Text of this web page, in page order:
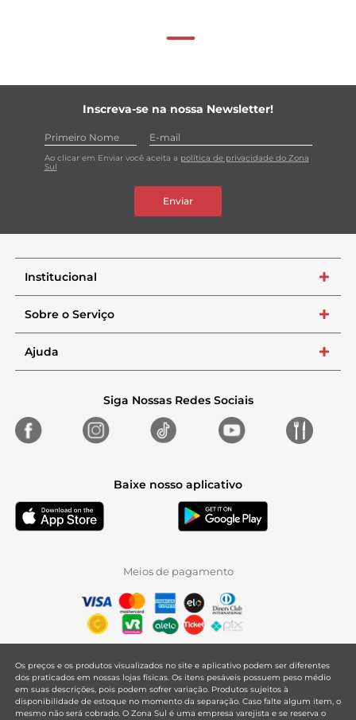
Inscreva-se na nossa Newsletter!
Ao clicar em Enviar você aceita a política de privacidade do Zona
Sul
Enviar
Institucional +
Sobre o Serviço +
Ajuda +
Siga Nossas Redes Sociais
Baixe nosso aplicativo
Meios de pagamento
Os preços e os produtos visualizados no site e aplicativo podem ser diferentes
dos praticados em nossas lojas físicas. Os itens pesáveis possuem peso médio
em suas descrições, pois podem sofrer variação. Produtos sujeitos à
disponibilidade de estoque no momento da separação. Caso falte algum item, o
mesmo não será cobrado. O Zona Sul é uma empresa varejista e se reserva o